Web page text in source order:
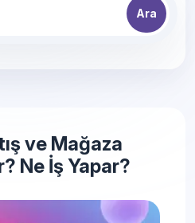
Ara
ve Mağaza
Ne İş Yapar?